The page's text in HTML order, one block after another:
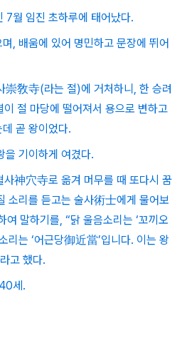
월 임진 초하루에 태어났다.
, 배움에 있어 명민하고 문장에 뛰어
崇敎寺(라는 절)에 거처하니, 한 승려
절 마당에 떨어져서 용으로 변하고
곧 왕이었다.
을 기이하게 여겼다.
사神穴寺로 옮겨 머무를 때 또다시 꿈
소리를 듣고는 술사術士에게 물어보
말하기를, “닭 울음소리는 ‘꼬끼오
리는 ‘어근당御近當’입니다. 이는 왕
고 했다.
세.